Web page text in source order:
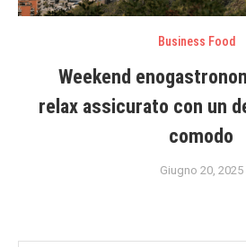
Business Food
Weekend
relax assicurato con un
comodo
Giugno 20, 2025